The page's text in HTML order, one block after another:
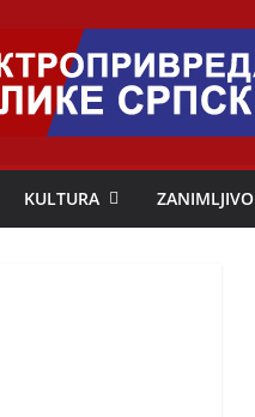
KULTURA ZANIMLJIVO